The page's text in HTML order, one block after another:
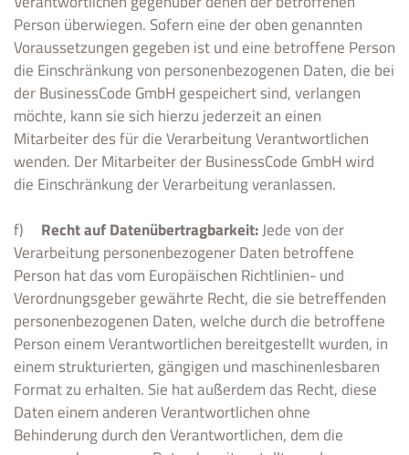
Person überwiegen. Sofern eine der oben genannten
Voraussetzungen gegeben ist und eine betroffene Person
die Einschränkung von personenbezogenen Daten, die bei
der BusinessCode GmbH gespeichert sind, verlangen
möchte, kann sie sich hierzu jederzeit an einen
Mitarbeiter des für die Verarbeitung Verantwortlichen
wenden. Der Mitarbeiter der BusinessCode GmbH wird
die Einschränkung der Verarbeitung veranlassen.
f) Recht auf Datenübertragbarkeit:Jede von der
Verarbeitung personenbezogener Daten betroffene
Person hat das vom Europäischen Richtlinien- und
Verordnungsgeber gewährte Recht, die sie betreffenden
personenbezogenen Daten, welche durch die betroffene
Person einem Verantwortlichen bereitgestellt wurden, in
einem strukturierten, gängigen und maschinenlesbaren
Format zu erhalten. Sie hat außerdem das Recht, diese
Daten einem anderen Verantwortlichen ohne
Behinderung durch den Verantwortlichen, dem die